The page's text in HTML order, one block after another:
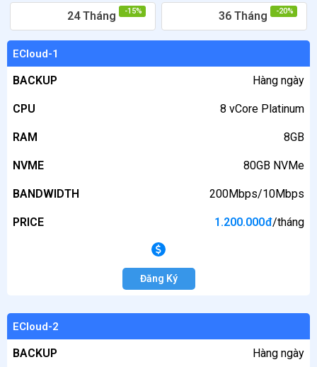
24 Tháng -15% 36 Tháng -20%
GÓI
DỊCH
VỤ
BACKUP
CPU
RAM
NVME
BANDWIDTH
ECloud-1
BACKUP Hàng ngày
CPU 8 vCore Platinum
RAM 8GB
NVME 80GB NVMe
BANDWIDTH 200Mbps/10Mbps
PRICE 1.200.000đ/tháng
Đăng Ký
ECloud-2
BACKUP Hàng ngày